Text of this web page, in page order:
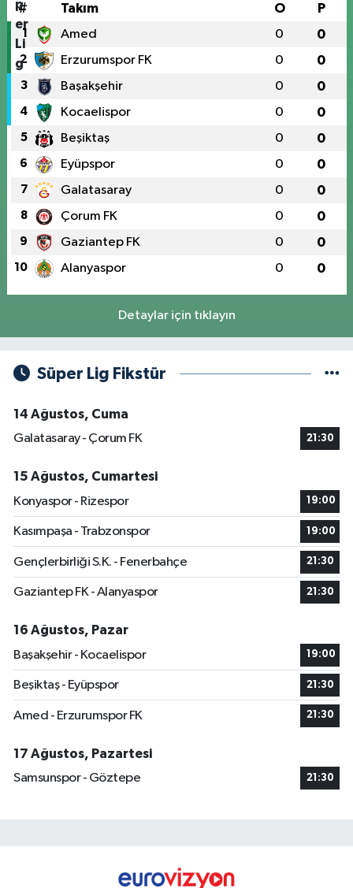
# Takım O P
1 Amed 0 0
2 Erzurumspor FK 0 0
3 Başakşehir 0 0
4 Kocaelispor 0 0
5 Beşiktaş 0 0
6 Eyüpspor 0 0
7 Galatasaray 0 0
8 Çorum FK 0 0
9 Gaziantep FK 0 0
10 Alanyaspor 0 0
Detaylar için tıklayın
Süper Lig Fikstür
14 Ağustos, Cuma
Galatasaray - Çorum FK
21:30
15 Ağustos, Cumartesi
Konyaspor - Rizespor
19:00
Kasımpaşa - Trabzonspor 19:00
Gençlerbirliği S.K. - Fenerbahçe 21:30
Gaziantep FK - Alanyaspor 21:30
16 Ağustos, Pazar
Başakşehir - Kocaelispor
19:00
Beşiktaş - Eyüpspor 21:30
Amed - Erzurumspor FK 21:30
17 Ağustos, Pazartesi
Samsunspor - Göztepe
21:30